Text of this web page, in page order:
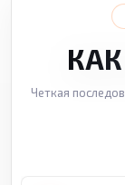
Четкая